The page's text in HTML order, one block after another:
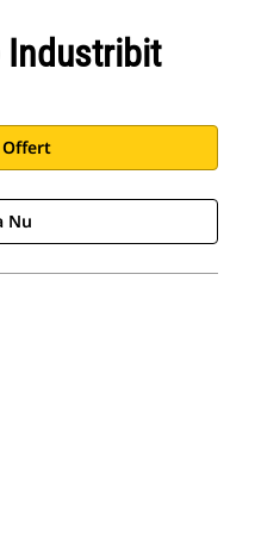
Industribit
Offert
Nu